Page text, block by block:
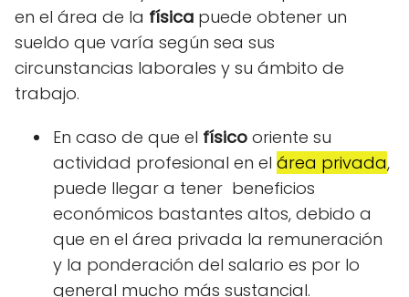
en el área de la física puede obtener un
sueldo que varía según sea sus
circunstancias laborales y su ámbito de
trabajo.
En caso de que el físico oriente su
actividad profesional en el área privada,
puede llegar a tener beneficios
económicos bastantes altos, debido a
que en el área privada la remuneración
y la ponderación del salario es por lo
general mucho más sustancial.